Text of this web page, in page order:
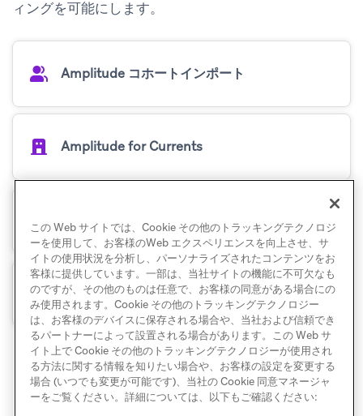
ィングを可能にします。
Amplitude コホートインポート
Amplitude for Currents
Amplitude Recommend
Amplitude とコネクテッドコンテンツ
この Web サイトでは、Cookie その他のトラッキングテクノロジ
ーを使用して、お客様のWeb エクスペリエンスを向上させ、サ
イトの使用状況を分析し、パーソナライズされたコンテンツをお
客様に提供しています。一部は、当社サイトの機能に不可欠なも
のですが、その他のものは任意で、お客様の同意がある場合にの
み使用されます。Cookie その他のトラッキングテクノロジー
は、お客様のデバイスに保存される場合や、当社および信頼でき
るパートナーによって設置される場合があります。この Web サ
イト上で Cookie その他のトラッキングテクノロジーが使用され
る方法に関する情報を知りたい場合や、お客様の設定を変更する
場合 (いつでも変更が可能です)、当社の Cookie 同意マネージャ
ーをご覧ください。詳細については、以下もご確認ください: